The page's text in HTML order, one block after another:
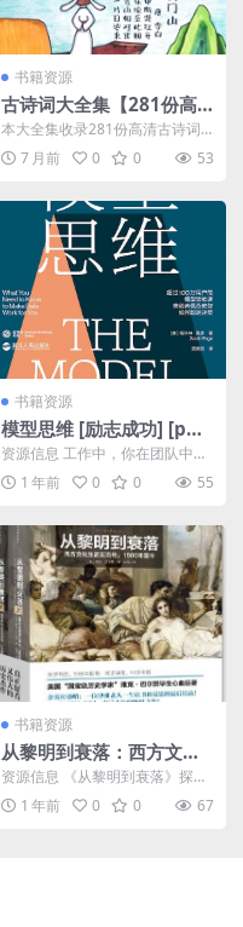
书籍资源
古诗词大全集【281份高
清资料整理版】【PDF】
本大全集收录281份高清古诗词
整理资料，涵盖《诗经》《楚
辞》、汉乐府、唐诗、宋词...
7 月前 0 0 53
书籍资源
模型思维 [励志成功] [pdf
+全格式]
资源信息 工作中，你在团队中是
不是不可替代的人？爱情上，为
什么异地恋的相聚能够带...
1 年前 0 0 55
书籍资源
从黎明到衰落：西方文化
生活五百年,1500年至今
(上下册) [历史传记]
资源信息 《从黎明到衰落》探讨
了自1500年以来的西方文化，涵
盖政治、宗教、哲学...
1 年前 0 0 67